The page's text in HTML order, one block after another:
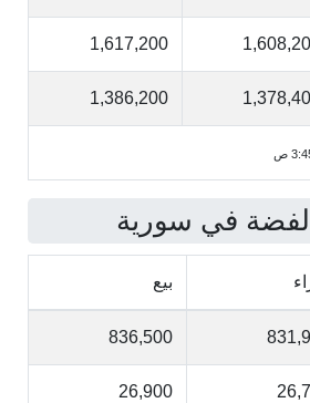
1,617,200
1,386,200
في سورية
بيع
836,500
26,900